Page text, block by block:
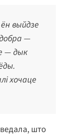
выйдзе
—
— дык
хочаце
што